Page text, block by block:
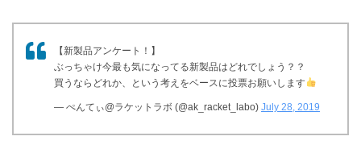
【新製品アンケート！】
ぶっちゃけ今最も気になってる新製品はどれでしょう？？
買うならどれか、という考えをベースに投票お願いします
— ぺんてぃ@ラケットラボ (@ak_racket_labo) July 28, 2019